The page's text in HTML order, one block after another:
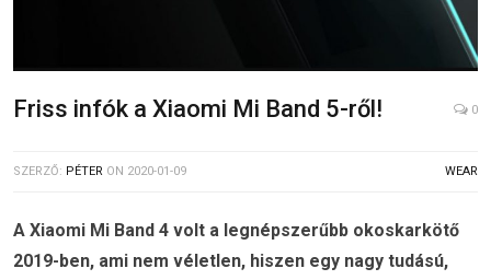
Friss infók a Xiaomi Mi Band 5-ről! 0
SZERZŐ: PÉTER ON 2020-01-09 WEAR
A Xiaomi Mi Band 4 volt a legnépszerűbb okoskarkötő
2019-ben, ami nem véletlen, hiszen egy nagy tudású,